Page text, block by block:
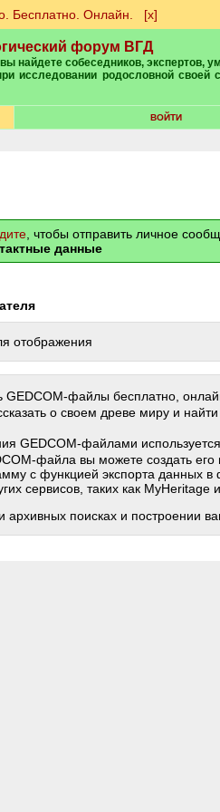
Бесплатно. Онлайн. [х]
форум ВГД
исследовании родословной
ВОЙТИ
, чтобы отправить личное
данные
отображения
GEDCOM-файлы бесплатно,
о своем древе миру и
GEDCOM-файлами
файла вы можете создать его
с функцией экспорта данных
сервисов, таких как MyHeritage
архивных поисках и построении